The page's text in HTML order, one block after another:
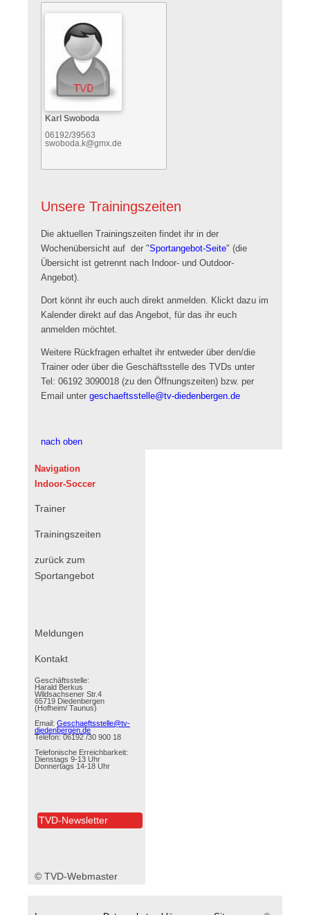
Karl Swoboda
06192/39563
swoboda.k@gmx.de
Unsere Trainingszeiten
Die aktuellen Trainingszeiten findet ihr in der
Wochenübersicht auf der "Sportangebot-Seite" (die
Übersicht ist getrennt nach Indoor- und Outdoor-
Angebot).
Dort könnt ihr euch auch direkt anmelden. Klickt dazu im
Kalender direkt auf das Angebot, für das ihr euch
anmelden möchtet.
Weitere Rückfragen erhaltet ihr entweder über den/die
Trainer oder über die Geschäftsstelle des TVDs unter
Tel: 06192 3090018 (zu den Öffnungszeiten) bzw. per
Email unter geschaeftsstelle@tv-diedenbergen.de
nach oben
Navigation
Indoor-Soccer
Trainer
Trainingszeiten
zurück zum
Sportangebot
Navigation
Meldungen
Kontakt
Geschäftsstelle:
Harald Berkus
Wildsachsener Str.4
65719 Diedenbergen
(Hofheim/ Taunus)
Email: Geschaeftsstelle@tv-
diedenbergen.de
Telefon: 06192 /30 900 18
Telefonische Erreichbarkeit:
Dienstags 9-13 Uhr
Donnertags 14-18 Uhr
TVD-Newsletter
© TVD-Webmaster